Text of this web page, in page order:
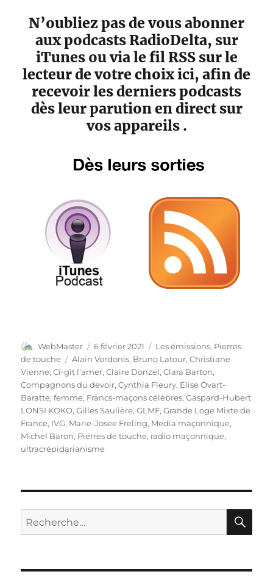
N’oubliez pas de vous abonner
aux podcasts RadioDelta, sur
iTunes ou via le fil RSS sur le
lecteur de votre choix ici, afin de
recevoir les derniers podcasts
dès leur parution en direct sur
vos appareils .
Auteur
WebMaster
Publié
le
6 février 2021 Catégories
Les émissions, Pierres
de touche
Étiquettes
Alain Vordonis, Bruno Latour,Christiane
Vienne,Ci-git l’amer,Claire Donzel,Clara Barton,
Compagnons du devoir,Cynthia Fleury, Elise Ovart-
Baratte,femme, Francs-maçons célèbres,Gaspard-Hubert
LONSI KOKO,Gilles Saulière,GLMF,Grande Loge Mixte de
France, IVG, Marie-Josee Freling, Media maçonnique,
Michel Baron, Pierres de touche, radio maçonnique,
ultracrépidarianisme
Recherche
pour :